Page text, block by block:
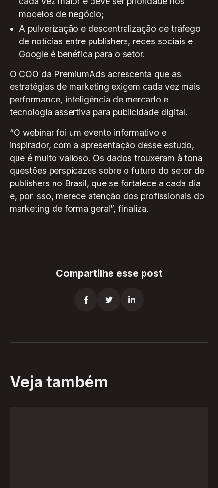
modelos de negócio;
A pulverização e descentralização de tráfego
de notícias entre publishers, redes sociais e
Google é benéfica para o setor.
O COO da PremiumAds acrescenta que as
estratégias de marketing exigem cada vez mais
performance, inteligência de mercado e
tecnologia assertiva para publicidade digital.
“O webinar foi um evento informativo e
inspirador, com a apresentação desse estudo,
que é muito valioso. Os dados trouxeram à tona
questões perspicazes sobre o futuro do setor de
publishers no Brasil, que se fortalece a cada dia
e, por isso, merece atenção dos profissionais do
marketing de forma geral”, finaliza.
Compartilhe esse post
  
Veja também